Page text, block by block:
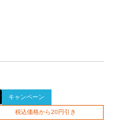
キャンペーン
税込価格から20円引き